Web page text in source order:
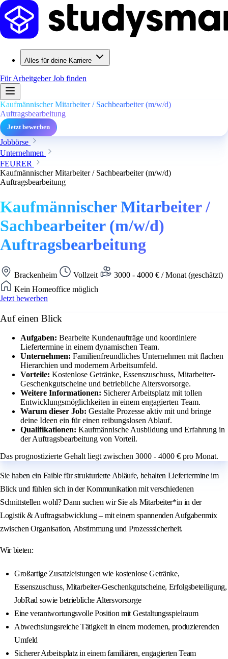
Alles für deine Karriere
Für ArbeitgeberJob finden
Kaufmännischer Mitarbeiter / Sachbearbeiter (m/w/d)
Auftragsbearbeitung
Jetzt bewerben
Jobbörse
Unternehmen
FEURER
Kaufmännischer Mitarbeiter / Sachbearbeiter (m/w/d)
Auftragsbearbeitung
Kaufmännischer Mitarbeiter /
Sachbearbeiter (m/w/d)
Auftragsbearbeitung
Brackenheim Vollzeit
3000 - 4000 € / Monat (geschätzt)
Kein Homeoffice möglich
Jetzt bewerben
Auf einen Blick
Aufgaben: Bearbeite Kundenaufträge und koordiniere
Liefertermine in einem dynamischen Team.
Unternehmen: Familienfreundliches Unternehmen mit flachen
Hierarchien und modernem Arbeitsumfeld.
Vorteile: Kostenlose Getränke, Essenszuschuss, Mitarbeiter-
Geschenkgutscheine und betriebliche Altersvorsorge.
Weitere Informationen: Sicherer Arbeitsplatz mit tollen
Entwicklungsmöglichkeiten in einem engagierten Team.
Warum dieser Job: Gestalte Prozesse aktiv mit und bringe
deine Ideen ein für einen reibungslosen Ablauf.
Qualifikationen: Kaufmännische Ausbildung und Erfahrung in
der Auftragsbearbeitung von Vorteil.
Das prognostizierte Gehalt liegt zwischen 3000 - 4000 € pro Monat.
Sie haben ein Faible für strukturierte Abläufe, behalten Liefertermine im
Blick und fühlen sich in der Kommunikation mit verschiedenen
Schnittstellen wohl? Dann suchen wir Sie als Mitarbeiter*in in der
Logistik & Auftragsabwicklung – mit einem spannenden Aufgabenmix
zwischen Organisation, Abstimmung und Prozesssicherheit.
Wir bieten:
Großartige Zusatzleistungen wie kostenlose Getränke,
Essenszuschuss, Mitarbeiter-Geschenkgutscheine, Erfolgsbeteiligung,
JobRad sowie betriebliche Altersvorsorge
Eine verantwortungsvolle Position mit Gestaltungsspielraum
Abwechslungsreiche Tätigkeit in einem modernen, produzierenden
Umfeld
Sicherer Arbeitsplatz in einem familiären, engagierten Team